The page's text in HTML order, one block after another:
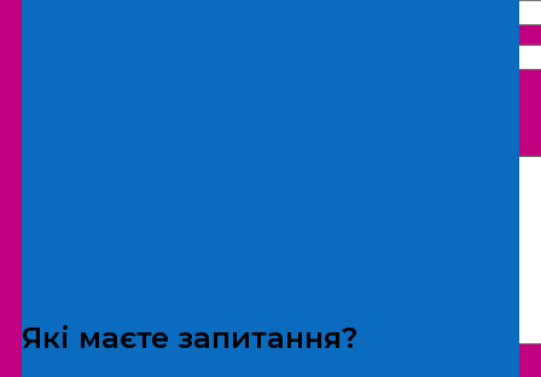
Які маєте запитання?